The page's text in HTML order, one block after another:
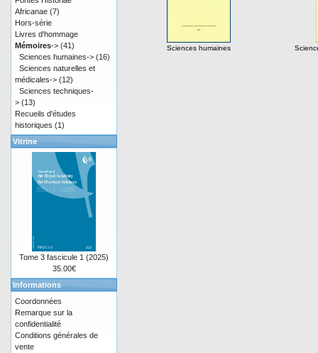
Sciences humaines
Africanae (7)
Hors-série
Livres d'hommage
Mémoires-> (41)
Sciences humaines-> (16)
Sciences naturelles et
médicales-> (12)
Sciences techniques-
> (13)
Recueils d'études
historiques (1)
Vitrine
Tome 3 fascicule 1 (2025)
35.00€
Informations
Coordonnées
Remarque sur la
confidentialité
Conditions générales de
vente